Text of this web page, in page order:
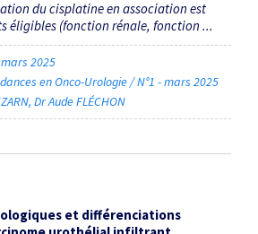
du cisplatine en association est
éligibles (fonction rénale, fonction ...
2025
en Onco-Urologie / N°1 - mars 2025
Dr Aude FLÉCHON
et différenciations